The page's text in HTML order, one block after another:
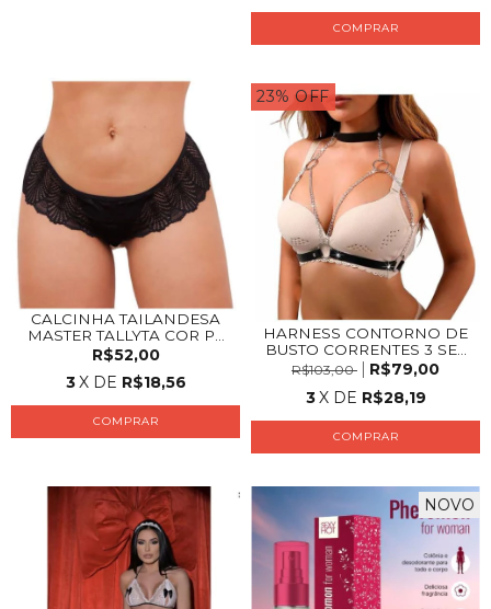
COMPRAR
CALCINHA TAILANDESA
MASTER TALLYTA COR P...
R$52,00
3X DE R$18,56
COMPRAR
23% OFF
HARNESS CONTORNO DE
BUSTO CORRENTES 3 SE...
R$103,00
R$79,00
3X DE R$28,19
NOVO